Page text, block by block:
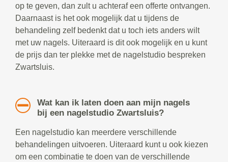
op te geven, dan zult u achteraf een offerte ontvangen.
Daarnaast is het ook mogelijk dat u tijdens de
behandeling zelf bedenkt dat u toch iets anders wilt
met uw nagels. Uiteraard is dit ook mogelijk en u kunt
de prijs dan ter plekke met de nagelstudio bespreken
Zwartsluis.
Wat kan ik laten doen aan mijn nagels
bij een nagelstudio Zwartsluis?
Een nagelstudio kan meerdere verschillende
behandelingen uitvoeren. Uiteraard kunt u ook kiezen
om een combinatie te doen van de verschillende